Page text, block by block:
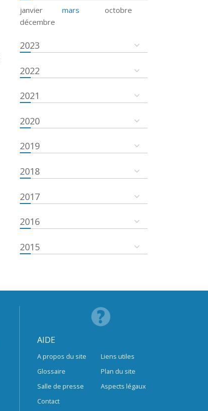
janvier mars
octobre
décembre
2023
2022
2021
2020
2019
2018
2017
2016
2015
AIDE
A propos du site
Glossaire
Salle de presse
Contact
Liens utiles
Plan du site
Aspects légaux